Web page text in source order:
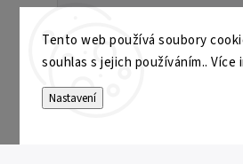
Tento web používá soubory
souhlas s jejich používáním.. Více
Nastavení